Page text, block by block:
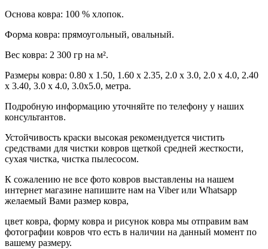
Основа ковра: 100 % хлопок.
Форма ковра: прямоугольный, овальный.
Вес ковра: 2 300 гр на м².
Размеры ковра: 0.80 x 1.50, 1.60 x 2.35, 2.0 x 3.0, 2.0 x 4.0, 2.40
x 3.40, 3.0 x 4.0, 3.0x5.0, метра.
Подробную информацию уточняйте по телефону у наших
консультантов.
Устойчивость краски высокая рекомендуется чистить
средствами для чистки ковров щеткой средней жесткости,
сухая чистка, чистка пылесосом.
К сожалению не все фото ковров выставлены на нашем
интернет магазине напишите нам на Viber или Whatsapp
желаемый Вами размер ковра,
цвет ковра, форму ковра и рисунок ковра мы отправим вам
фотографии ковров что есть в наличии на данный момент по
вашему размеру.